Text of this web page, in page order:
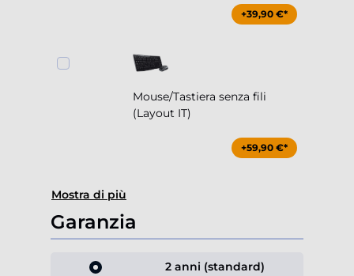
+39,90 €*
Mouse/Tastiera senza fili
(Layout IT)
+59,90 €*
Mostra di più
Garanzia
2 anni (standard)